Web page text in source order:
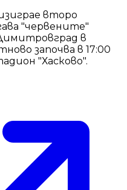
второ
"червените"
в
започва в 17:00
"Хасково".